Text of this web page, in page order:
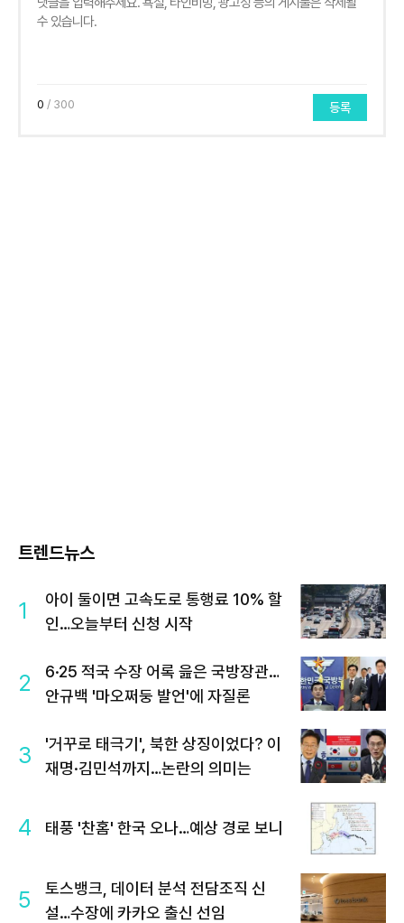
0 / 300 등록
트렌드뉴스
1
아이 둘이면 고속도로 통행료 10% 할
인…오늘부터 신청 시작
2
6·25 적국 수장 어록 읊은 국방장관…
안규백 '마오쩌둥 발언'에 자질론
3
'거꾸로 태극기', 북한 상징이었다? 이
재명·김민석까지…논란의 의미는
4 태풍 '찬홈' 한국 오나…예상 경로 보니
5
토스뱅크, 데이터 분석 전담조직 신
설…수장에 카카오 출신 선임